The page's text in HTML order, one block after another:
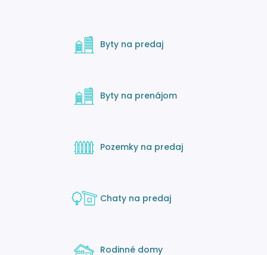
Byty na predaj
Byty na prenájom
Pozemky na predaj
Chaty na predaj
Rodinné domy